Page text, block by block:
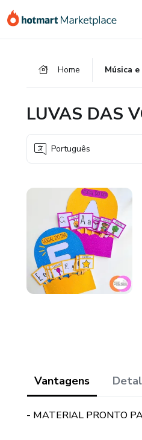
para
para
para
Home Música
LUVAS DAS
Português
Vantagens
- MATERIAL PRONTO